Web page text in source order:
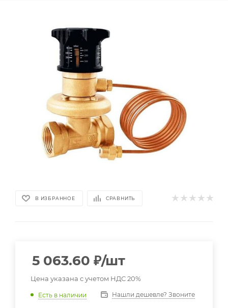
В ИЗБРАННОЕ СРАВНИТЬ
5 063.60 ₽/шт
Цена указана с учетом НДС 20%
Есть в наличии Нашли дешевле? Звоните